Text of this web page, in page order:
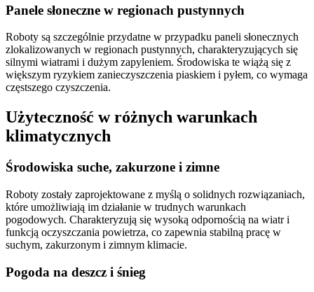
Panele słoneczne w regionach pustynnych
Roboty są szczególnie przydatne w przypadku paneli słonecznych
zlokalizowanych w regionach pustynnych, charakteryzujących się
silnymi wiatrami i dużym zapyleniem. Środowiska te wiążą się z
większym ryzykiem zanieczyszczenia piaskiem i pyłem, co wymaga
częstszego czyszczenia.
Użyteczność w różnych warunkach
klimatycznych
Środowiska suche, zakurzone i zimne
Roboty zostały zaprojektowane z myślą o solidnych rozwiązaniach,
które umożliwiają im działanie w trudnych warunkach
pogodowych. Charakteryzują się wysoką odpornością na wiatr i
funkcją oczyszczania powietrza, co zapewnia stabilną pracę w
suchym, zakurzonym i zimnym klimacie.
Pogoda na deszcz i śnieg